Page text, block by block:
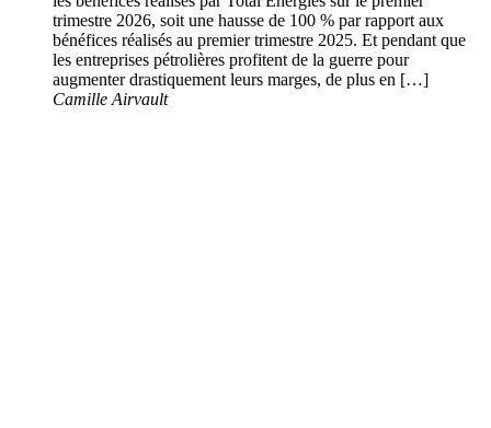
trimestre 2026, soit une hausse de 100 % par rapport aux
bénéfices réalisés au premier trimestre 2025. Et pendant que
les entreprises pétrolières profitent de la guerre pour
augmenter drastiquement leurs marges, de plus en […]
Camille Airvault